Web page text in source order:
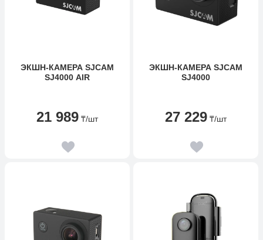
ЭКШН-КАМЕРА SJCAM
SJ4000 AIR
21 989 ₸/шт
ЭКШН-КАМЕРА SJCAM
SJ4000
27 229 ₸/шт